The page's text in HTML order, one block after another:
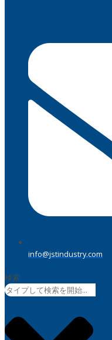
info@jstindustry.com
検索